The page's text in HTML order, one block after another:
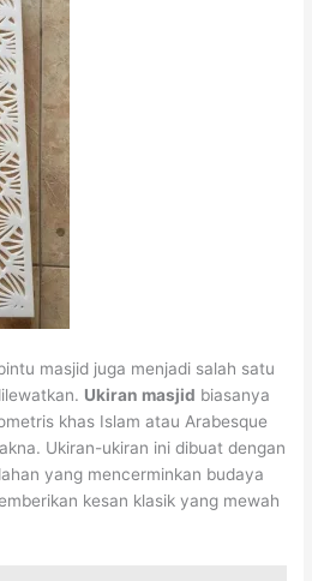
masjid juga menjadi salah satu
Ukiran masjid biasanya
khas Islam atau Arabesque
Ukiran-ukiran ini dibuat dengan
yang mencerminkan budaya
kesan klasik yang mewah